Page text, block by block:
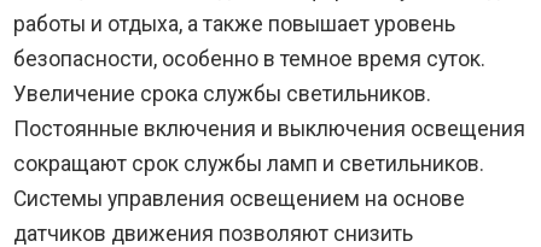
работы и отдыха, а также повышает уровень
безопасности, особенно в темное время суток.
Увеличение срока службы светильников.
Постоянные включения и выключения освещения
сокращают срок службы ламп и светильников.
Системы управления освещением на основе
датчиков движения позволяют снизить